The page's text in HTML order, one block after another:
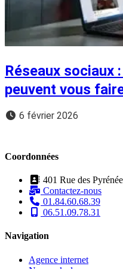
Réseaux sociaux
peuvent vous
6 février 2026
Coordonnées
401 Rue des
Contactez-nous
01.84.60.68.39
06.51.09.78.31
Navigation
Agence internet